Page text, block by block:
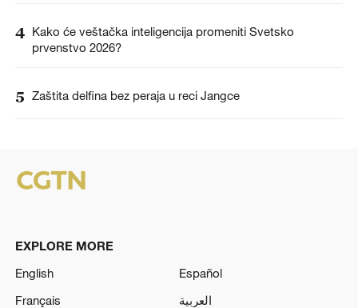
4 Kako će veštačka inteligencija promeniti Svetsko
prvenstvo 2026?
5 Zaštita delfina bez peraja u reci Jangce
EXPLORE MORE
English
Español
Français
العربية